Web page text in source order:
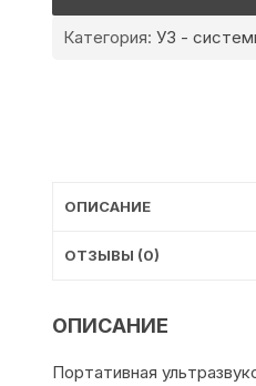
Категория:УЗ -
ОПИСАНИЕ
ОТЗЫВЫ (0)
ОПИСАНИЕ
Портативная